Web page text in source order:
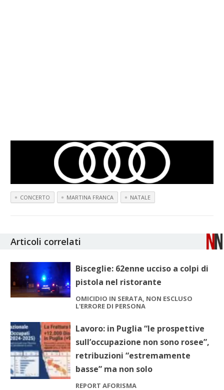
CONCERTO MARTINA FRANCA NATALE
Articoli correlati
Bisceglie: 62enne ucciso a colpi di
pistola nel ristorante
OMICIDIO IN SERATA, NON ESCLUSO
L'ERRORE DI PERSONA
Lavoro: in Puglia “le prospettive
sull’occupazione non sono rosee”,
retribuzioni “estremamente
basse” ma non solo
REPORT AFORISMA